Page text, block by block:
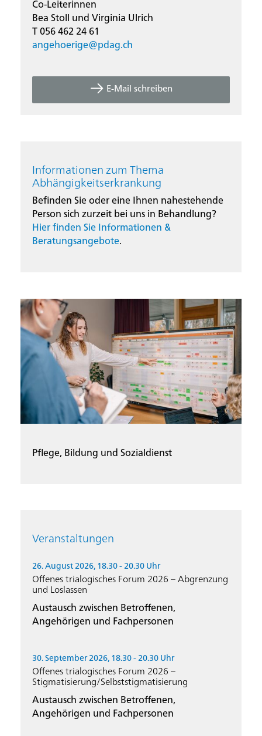
Co-Leiterinnen
Bea Stoll und Virginia Ulrich
T 056 462 24 61
angehoerige@pdag.ch
E-Mail schreiben
Informationen zum Thema
Abhängigkeitserkrankung
Befinden Sie oder eine Ihnen nahestehende
Person sich zurzeit bei uns in Behandlung?
Hier finden Sie Informationen &
Beratungsangebote.
Pflege, Bildung und Sozialdienst
Veranstaltungen
26. August 2026, 18.30 - 20.30 Uhr
Offenes trialogisches Forum 2026 – Abgrenzung
und Loslassen
Austausch zwischen Betroffenen,
Angehörigen und Fachpersonen
30. September 2026, 18.30 - 20.30 Uhr
Offenes trialogisches Forum 2026 –
Stigmatisierung/Selbststigmatisierung
Austausch zwischen Betroffenen,
Angehörigen und Fachpersonen